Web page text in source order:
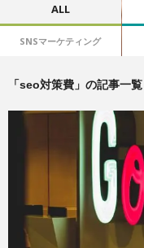
ALL
SNSマーケティング
「seo対策費」の記事一覧